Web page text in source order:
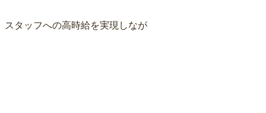
タッフへの高時給を実現しなが